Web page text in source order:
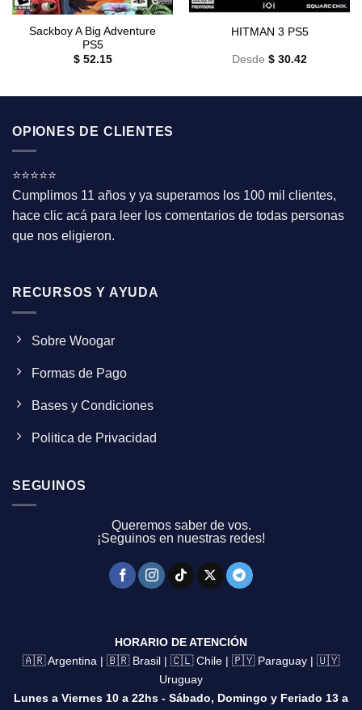
Sackboy A Big Adventure
PS5
$52.15
HITMAN 3 PS5
Desde $ 30.42
OPIONES DE CLIENTES
⭐⭐⭐⭐⭐
Cumplimos 11 años y ya superamos los 100 mil clientes,
hace clic acá para leer los comentarios de todas personas
que nos eligieron.
RECURSOS Y AYUDA
Sobre Woogar
Formas de Pago
Bases y Condiciones
Politica de Privacidad
SEGUINOS
Queremos saber de vos.
¡Seguinos en nuestras redes!
HORARIO DE ATENCIÓN
🇦🇷 Argentina | 🇧🇷 Brasil | 🇨🇱 Chile | 🇵🇾 Paraguay | 🇺🇾
Uruguay
Lunes a Viernes 10 a 22hs - Sábado, Domingo y Feriado 13 a